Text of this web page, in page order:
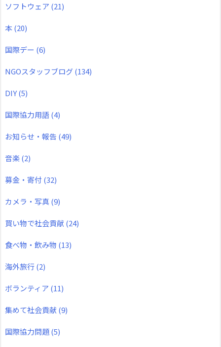
ソフトウェア (21)
本(20)
国際デー (6)
NGOスタッフブログ(134)
DIY(5)
国際協力用語(4)
お知らせ・報告 (49)
音楽(2)
募金・寄付 (32)
カメラ・写真(9)
買い物で社会貢献 (24)
食べ物・飲み物 (13)
海外旅行(2)
ボランティア (11)
集めて社会貢献 (9)
国際協力問題(5)